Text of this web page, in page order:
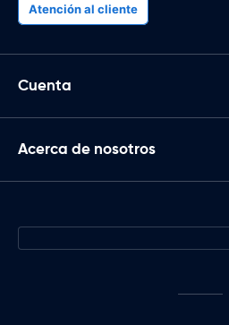
Atención al cliente
Cuenta
Acerca de nosotros